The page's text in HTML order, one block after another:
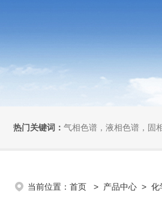
热门关键词： 气相色谱，液相色谱，固
当前位置： 首页 > 产品中心 > 化